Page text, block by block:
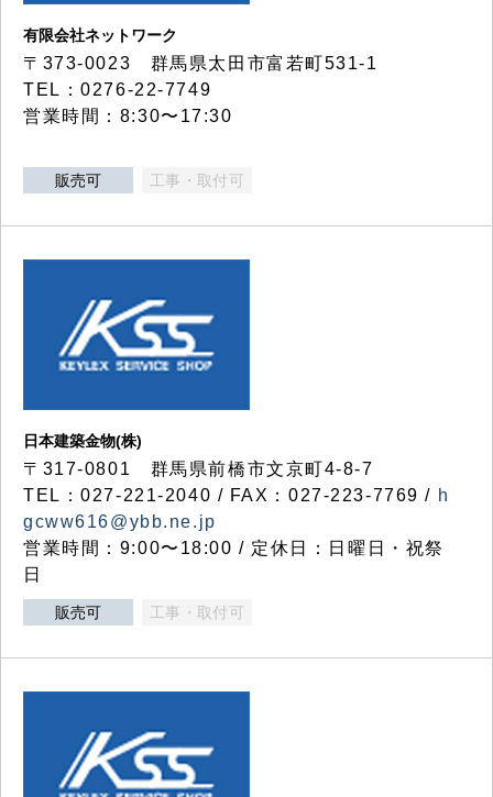
有限会社ネットワーク
〒373-0023 群馬県太田市富若町531-1
TEL：0276-22-7749
営業時間：8:30〜17:30
販売可 工事・取付可
日本建築金物(株)
〒317‐0801 群馬県前橋市文京町4-8-7
TEL：027-221-2040 / FAX：027-223-7769 / h
gcww616@ybb.ne.jp
営業時間：9:00〜18:00 / 定休日：日曜日・祝祭
日
販売可 工事・取付可